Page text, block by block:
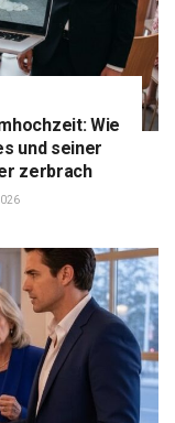
Wie
und seiner
zerbrach